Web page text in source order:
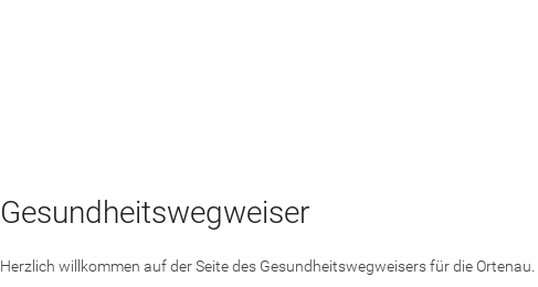
Gesundheitswegweiser
Herzlich willkommen auf der Seite des Gesundheitswegweisers für die Ortenau.